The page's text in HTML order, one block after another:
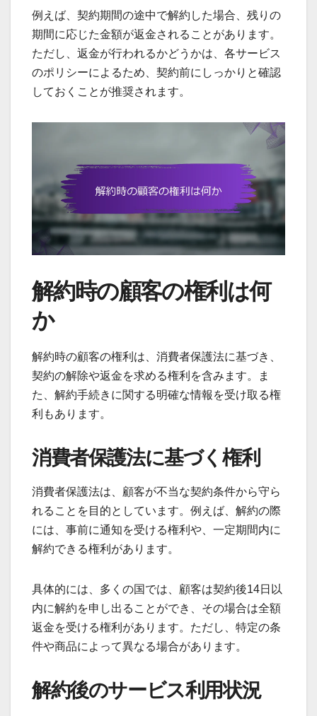
例えば、契約期間の途中で解約した場合、残りの
期間に応じた金額が返金されることがあります。
ただし、返金が行われるかどうかは、各サービス
のポリシーによるため、契約前にしっかりと確認
しておくことが推奨されます。
解約時の顧客の権利は何
か
解約時の顧客の権利は、消費者保護法に基づき、
契約の解除や返金を求める権利を含みます。ま
た、解約手続きに関する明確な情報を受け取る権
利もあります。
消費者保護法に基づく権利
消費者保護法は、顧客が不当な契約条件から守ら
れることを目的としています。例えば、解約の際
には、事前に通知を受ける権利や、一定期間内に
解約できる権利があります。
具体的には、多くの国では、顧客は契約後14日以
内に解約を申し出ることができ、その場合は全額
返金を受ける権利があります。ただし、特定の条
件や商品によって異なる場合があります。
解約後のサービス利用状況